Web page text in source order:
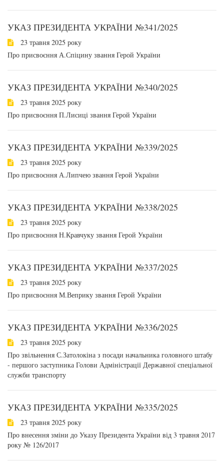
УКАЗ ПРЕЗИДЕНТА УКРАЇНИ №341/2025
23 травня 2025 року
Про присвоєння А.Спіцину звання Герой України
УКАЗ ПРЕЗИДЕНТА УКРАЇНИ №340/2025
23 травня 2025 року
Про присвоєння П.Лисиці звання Герой України
УКАЗ ПРЕЗИДЕНТА УКРАЇНИ №339/2025
23 травня 2025 року
Про присвоєння А.Липчею звання Герой України
УКАЗ ПРЕЗИДЕНТА УКРАЇНИ №338/2025
23 травня 2025 року
Про присвоєння Н.Кравчуку звання Герой України
УКАЗ ПРЕЗИДЕНТА УКРАЇНИ №337/2025
23 травня 2025 року
Про присвоєння М.Веприку звання Герой України
УКАЗ ПРЕЗИДЕНТА УКРАЇНИ №336/2025
23 травня 2025 року
Про звільнення С.Затолокіна з посади начальника головного штабу
- першого заступника Голови Адміністрації Державної спеціальної
служби транспорту
УКАЗ ПРЕЗИДЕНТА УКРАЇНИ №335/2025
23 травня 2025 року
Про внесення зміни до Указу Президента України від 3 травня 2017
року № 126/2017